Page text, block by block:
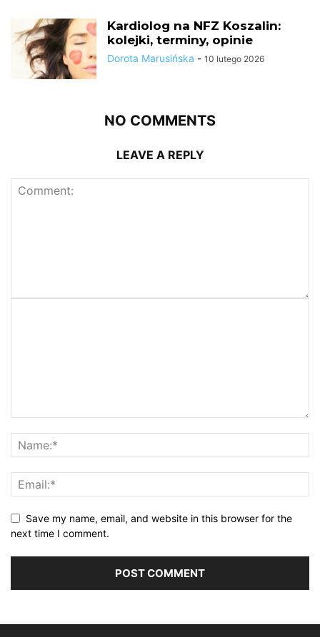
Kardiolog na NFZ Koszalin:
kolejki, terminy, opinie
Dorota Marusińska - 10 lutego 2026
NO COMMENTS
LEAVE A REPLY
Save my name, email, and website in this browser for the
next time I comment.